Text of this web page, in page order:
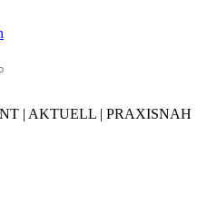
| AKTUELL | PRAXISNAH